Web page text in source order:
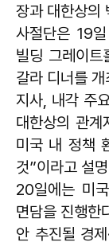
장과 대한상의
사절단은 19
빌딩 그레이
갈라 디너를
지사, 내각 주
대한상의 관계
미국 내 정책
것”이라고 설
20일에는 미
면담을 진행한
안 추진될 경